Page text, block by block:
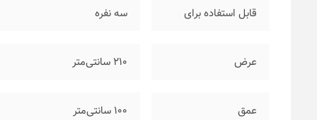
قابل استفاده برای سه نفره
عرض ۲۱۰ سانتی‌متر
عمق ۱۰۰ سانتی‌متر